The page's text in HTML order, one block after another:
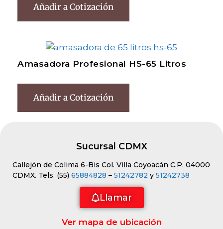
Añadir a Cotización
Amasadora Profesional HS-65 Litros
Añadir a Cotización
Sucursal CDMX
Callejón de Colima 6-Bis Col. Villa Coyoacán C.P. 04000
CDMX. Tels. (55) 65884828 – 51242782 y 51242738
Llamar
Ver mapa de ubicación